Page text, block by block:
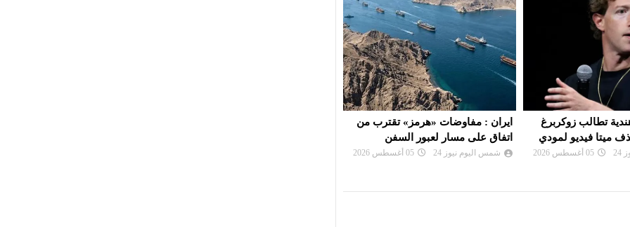
«هرمز» تقترب من
لعبور السفن
05 أغسطس 2026
ترامب يهاجم المصري «عبد الرحمن
السيد» بعد فوزه بانتخابات ميتشيغان
شمس اليوم نيوز 24 05 أغسطس 2026